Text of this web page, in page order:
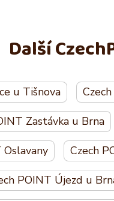
Další
u Tišnova
Zastávka u Brna
Oslavany Czech
POINT Újezd u